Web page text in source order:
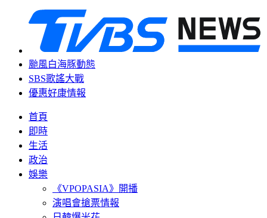
颱風白海豚動態
SBS歌謠大戰
優惠好康情報
首頁
即時
生活
政治
娛樂
《VPOPASIA》開播
演唱會搶票情報